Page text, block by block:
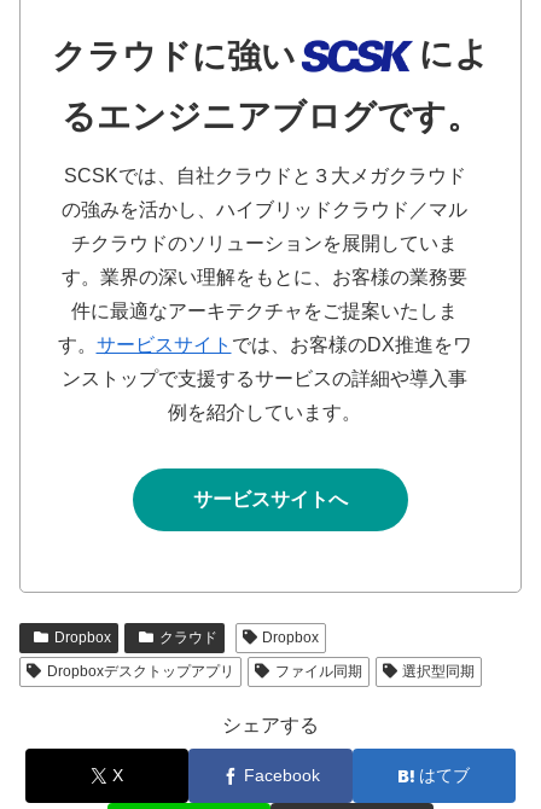
クラウドに強い
によ
るエンジニアブログです。
SCSKでは、自社クラウドと３大メガクラウド
の強みを活かし、ハイブリッドクラウド／マル
チクラウドのソリューションを展開していま
す。業界の深い理解をもとに、お客様の業務要
件に最適なアーキテクチャをご提案いたしま
す。 サービスサイト では、お客様のDX推進をワ
ンストップで支援するサービスの詳細や導入事
例を紹介しています。
サービスサイトへ
Dropbox クラウド
Dropbox
Dropboxデスクトップアプリ
ファイル同期 選択型同期
シェアする
X Facebook はてブ